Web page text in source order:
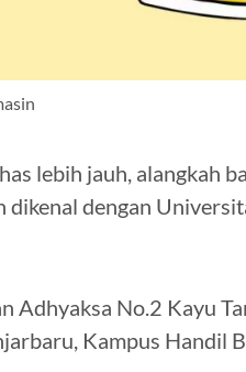
lebih jauh, alangkah
dikenal dengan
Adhyaksa No.2 Kayu
Kampus Handil